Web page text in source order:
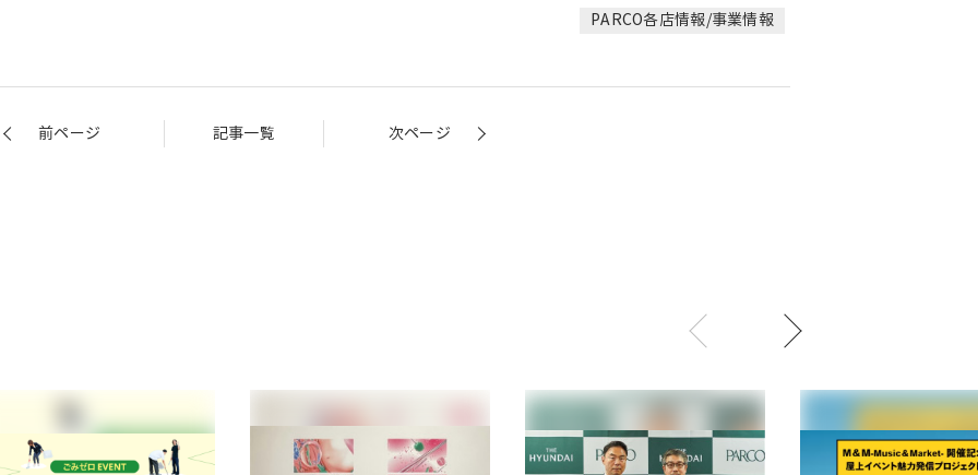
PARCO各店情報/事業情報
前ページ 記事一覧 次ページ